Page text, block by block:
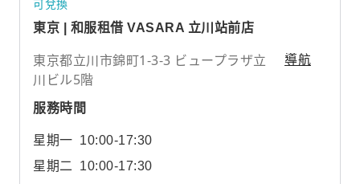
可兌換
東京 | 和服租借 VASARA 立川站前店
東京都立川市錦町1-3-3 ビュープラザ立
川ビル5階
導航
服務時間
星期一 10:00-17:30
星期二
10:00-17:30